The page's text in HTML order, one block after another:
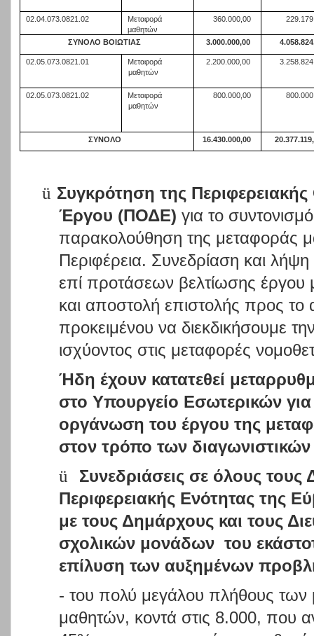
02.04.073.0821.02
Μεταφορά
μαθητών
360.000,00
ΣΥΝΟΛΟ ΒΟΙΩΤΙΑΣ 3.000.000,00
02.05.073.0821.01
Μεταφορά
μαθητών
2.200.000,00
02.05.073.0821.02
Μεταφορά
μαθητών
800.000,00
ΣΥΝΟΛΟ 16.430.000,00
ü Συγκρότηση της
Έργου (ΠΟΔΕ) για το
παρακολούθηση της μεταφοράς
Περιφέρεια. Συνεδρίαση και
επί προτάσεων βελτίωσης έργου
και αποστολή επιστολής προς το
προκειμένου να διεκδικήσουμε
ισχύοντος στις μεταφορές
Ήδη έχουν κατατεθεί
στο Υπουργείο Εσωτερικών
οργάνωση του έργου της
στον τρόπο των διαγωνιστικών
ü
Συνεδριάσεις σε όλους τους
Περιφερειακής Ενότητας της
με τους Δημάρχους και τους
σχολικών μονάδων του
επίλυση των αυξημένων
- του πολύ μεγάλου πλήθους των
μαθητών, κοντά στις 8.000, που